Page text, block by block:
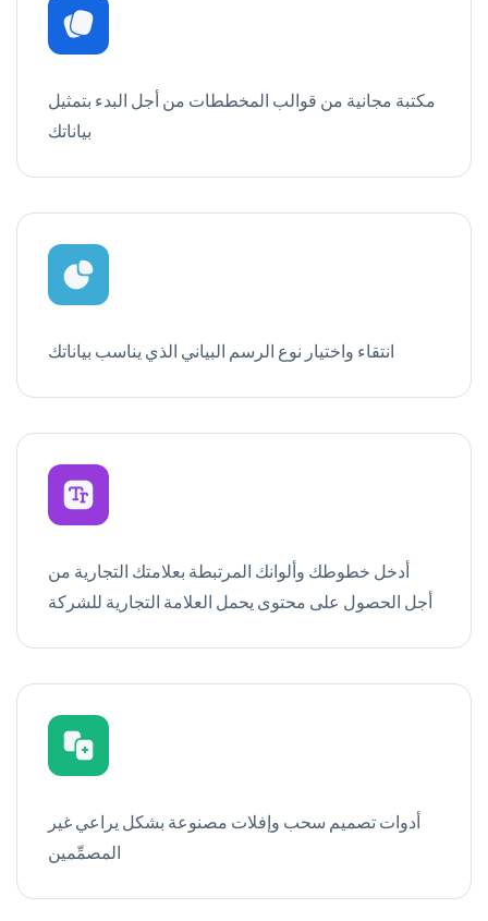
مكتبة مجانية من قوالب المخططات من أجل البدء بتمثيل
بياناتك
انتقاء واختيار نوع الرسم البياني الذي يناسب بياناتك
أدخل خطوطك وألوانك المرتبطة بعلامتك التجارية من
أجل الحصول على محتوى يحمل العلامة التجارية للشركة
أدوات تصميم سحب وإفلات مصنوعة بشكل يراعي غير
المصمِّمين